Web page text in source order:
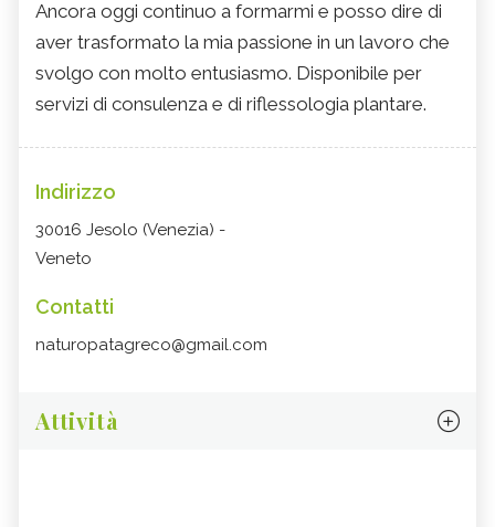
Ancora oggi continuo a formarmi e posso dire di
aver trasformato la mia passione in un lavoro che
svolgo con molto entusiasmo. Disponibile per
servizi di consulenza e di riflessologia plantare.
Indirizzo
30016 Jesolo (Venezia) -
Veneto
Contatti
naturopatagreco@gmail.com
Attività